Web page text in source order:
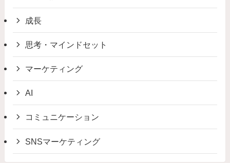
成長
思考・マインドセット
マーケティング
AI
コミュニケーション
SNSマーケティング